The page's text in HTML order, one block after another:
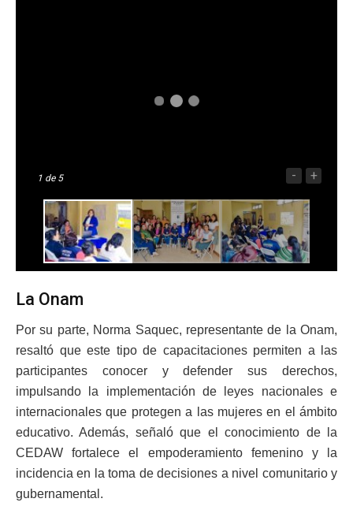
1 de 5 - +
La Onam
Por su parte, Norma Saquec, representante de la Onam,
resaltó que este tipo de capacitaciones permiten a las
participantes conocer y defender sus derechos,
impulsando la implementación de leyes nacionales e
internacionales que protegen a las mujeres en el ámbito
educativo. Además, señaló que el conocimiento de la
CEDAW fortalece el empoderamiento femenino y la
incidencia en la toma de decisiones a nivel comunitario y
gubernamental.